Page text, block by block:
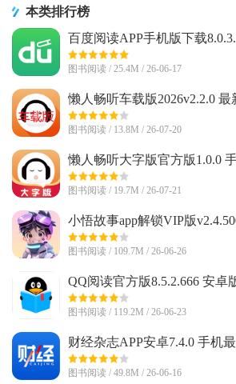
本类排行榜
百度阅读APP手机版下载
图书阅读 / 25.4M / 26-06-17
懒人畅听车载版2026v2.2.0 最
图书阅读 / 13.8M / 26-07-20
懒人畅听大字版官方版1.0.0
图书阅读 / 19.7M / 26-07-21
小悟故事app解锁VIP版
图书阅读 / 109.7M / 26-06-26
QQ阅读官方版8.5.2.666 安卓
图书阅读 / 119.2M / 26-06-23
财经杂志APP安卓7.4.0 手机
图书阅读 / 49.8M / 26-06-16